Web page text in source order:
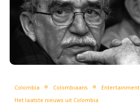
Colombia Colombiaans
Entertainment
Het laatste nieuws uit Colombia